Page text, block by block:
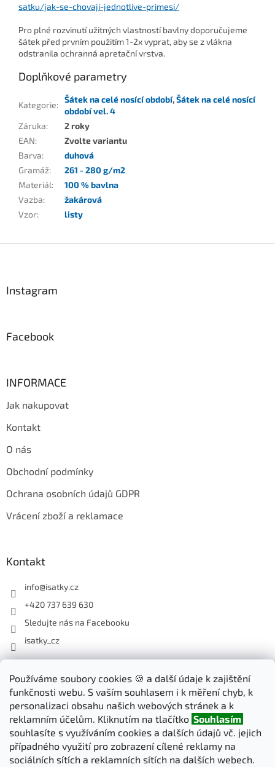
Používáme soubory cookies 🍪 a další údaje k zajištění
funkčnosti webu. S vaším souhlasem i k měření chyb, k
personalizaci obsahu našich webových stránek a k
reklamním účelům. Kliknutím na tlačítko Souhlasím
souhlasíte s využíváním cookies a dalších údajů vč. jejich
případného využití pro zobrazení cílené reklamy na
sociálních sítích a reklamních sítích na dalších webech.
satku/jak-se-chovaji-jednotlive-primesi/
Pro plné rozvinutí užitných vlastností bavlny doporučujeme
šátek před prvním použitím 1-2x vyprat, aby se z vlákna
odstranila ochranná apretační vrstva.
Doplňkové parametry
Kategorie:
Šátek na celé nosící období,Šátek na celé nosící
období vel. 4
Záruka:
2 roky
EAN:
Zvolte variantu
Barva:
duhová
Gramáž:
261 - 280 g/m2
Materiál:
100 % bavlna
Vazba:
žakárová
Vzor: listy
Instagram
Facebook
INFORMACE
Jak nakupovat
Kontakt
O nás
Obchodní podmínky
Ochrana osobních údajů GDPR
Vrácení zboží a reklamace
Kontakt
info@isatky.cz
+420 737 639 630
Sledujte nás na Facebooku
isatky_cz
Odebírat newsletter
Vložte svůj e-mail a my vám budeme zasílat informace o nových
produktech na našem e-shopu.
E-mail